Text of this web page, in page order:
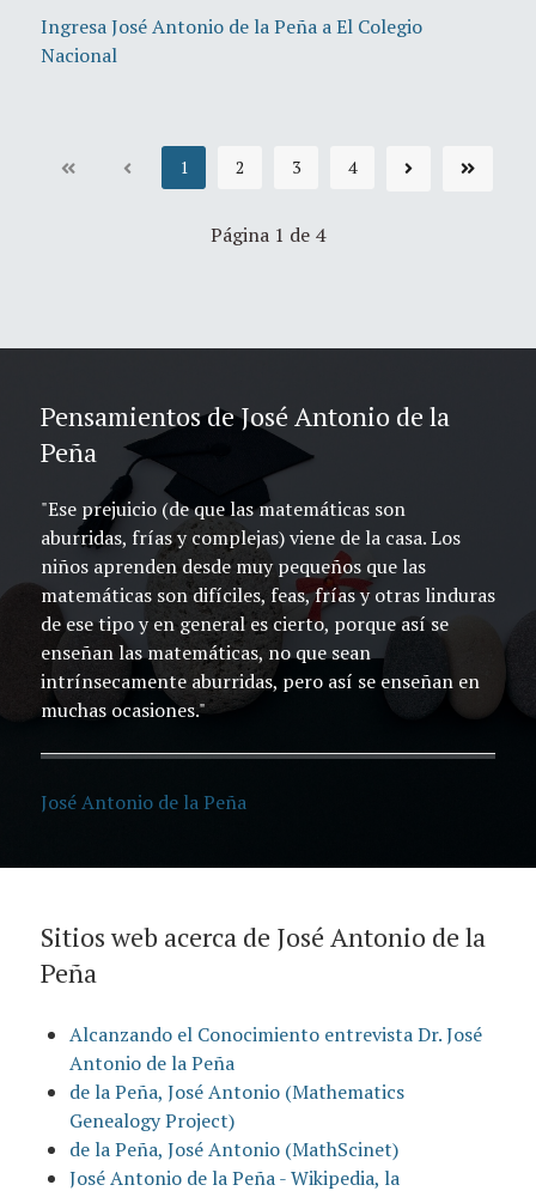
Ingresa José Antonio de la Peña a El Colegio
Nacional
1 2 3 4
Página 1 de 4
Pensamientos de José Antonio de la
Peña
"Ese prejuicio (de que las matemáticas son
aburridas, frías y complejas) viene de la casa. Los
niños aprenden desde muy pequeños que las
matemáticas son difíciles, feas, frías y otras linduras
de ese tipo y en general es cierto, porque así se
enseñan las matemáticas, no que sean
intrínsecamente aburridas, pero así se enseñan en
muchas ocasiones."
José Antonio de la Peña
Sitios web acerca de José Antonio de la
Peña
Alcanzando el Conocimiento entrevista Dr. José
Antonio de la Peña
de la Peña, José Antonio (Mathematics
Genealogy Project)
de la Peña, José Antonio (MathScinet)
José Antonio de la Peña - Wikipedia, la